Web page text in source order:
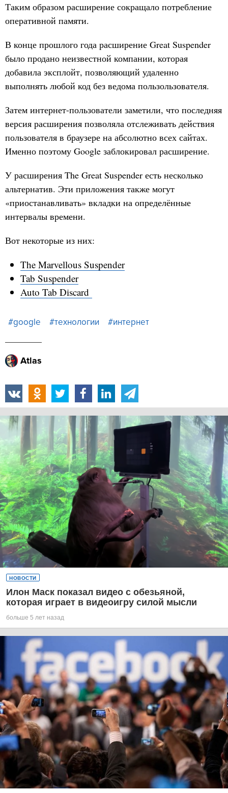
Таким образом расширение сокращало потребление
оперативной памяти.
В конце прошлого года расширение Great Suspender
было продано неизвестной компании, которая
добавила эксплойт, позволяющий удаленно
выполнять любой код без ведома пользользователя.
Затем интернет-пользователи заметили, что последняя
версия расширения позволяла отслеживать действия
пользователя в браузере на абсолютно всех сайтах.
Именно поэтому Google заблокировал расширение.
У расширения The Great Suspender есть несколько
альтернатив. Эти приложения также могут
«приостанавливать» вкладки на определённые
интервалы времени.
Вот некоторые из них:
The Marvellous Suspender
Tab Suspender
Auto Tab Discard
#google #технологии #интернет
Atlas
НОВОСТИ
Илон Маск показал видео с обезьяной,
которая играет в видеоигру силой мысли
больше 5 лет назад